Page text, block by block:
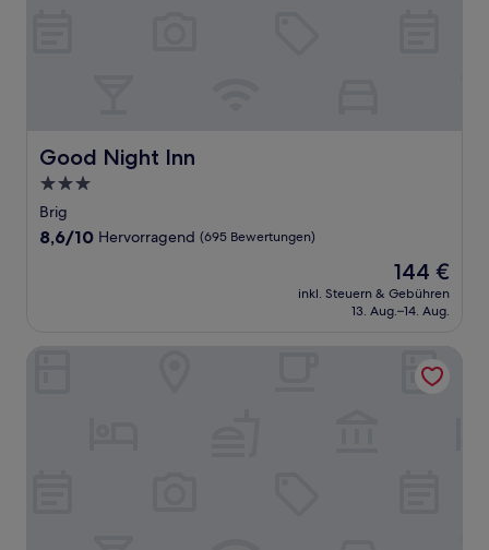
Good Night Inn
Good Night Inn
3.0-
Sterne-
Unterkunft
Brig
8.6
8,6/10 Hervorragend (695 Bewertungen)
Der
Preis
beträgt
144 €
inkl. Steuern & Gebühren
13. Aug.–14. Aug.